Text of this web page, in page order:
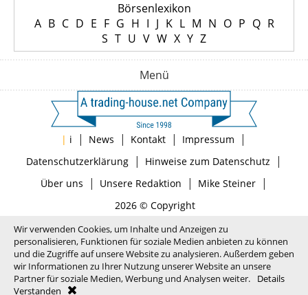
Börsenlexikon
A B C D E F G H I J K L M N O P Q R
S T U V W X Y Z
Menü
| i | News | Kontakt | Impressum |
Datenschutzerklärung| Hinweise zum Datenschutz |
Über uns | Unsere Redaktion | Mike Steiner|
2026 © Copyright
Wir verwenden Cookies, um Inhalte und Anzeigen zu
personalisieren, Funktionen für soziale Medien anbieten zu können
und die Zugriffe auf unsere Website zu analysieren. Außerdem geben
wir Informationen zu Ihrer Nutzung unserer Website an unsere
Partner für soziale Medien, Werbung und Analysen weiter.
Details
Verstanden